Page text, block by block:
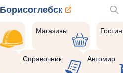
Борисоглебск
Магазины
Справочник Автомир